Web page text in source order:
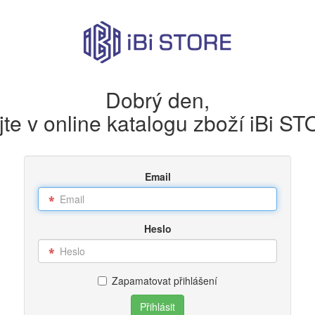
Dobrý den,
v online katalogu zboží iBi
Email
Heslo
Zapamatovat přihlášení